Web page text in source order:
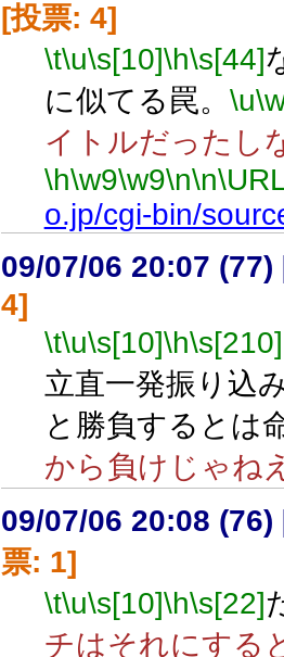
[投票: 4]
\t\u\s[10]\h\s[44]
に似てる罠。 \u
イトルだったし
\h\w9\w9\n\n
o.jp/cgi-bin/
09/07/06 20:07 (77)
4]
\t\u\s[10]\h\s[210]
立直一発振り込
と勝負するとは
から負けじゃね
09/07/06 20:08 (76)
票: 1]
\t\u\s[10]\h\s[22]
チはそれにする